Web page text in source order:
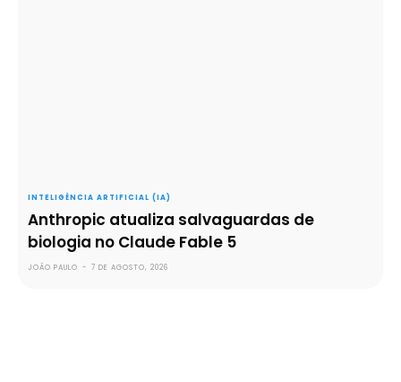
INTELIGÊNCIA ARTIFICIAL (IA)
Anthropic atualiza salvaguardas de
biologia no Claude Fable 5
JOÃO PAULO - 7 DE AGOSTO, 2026